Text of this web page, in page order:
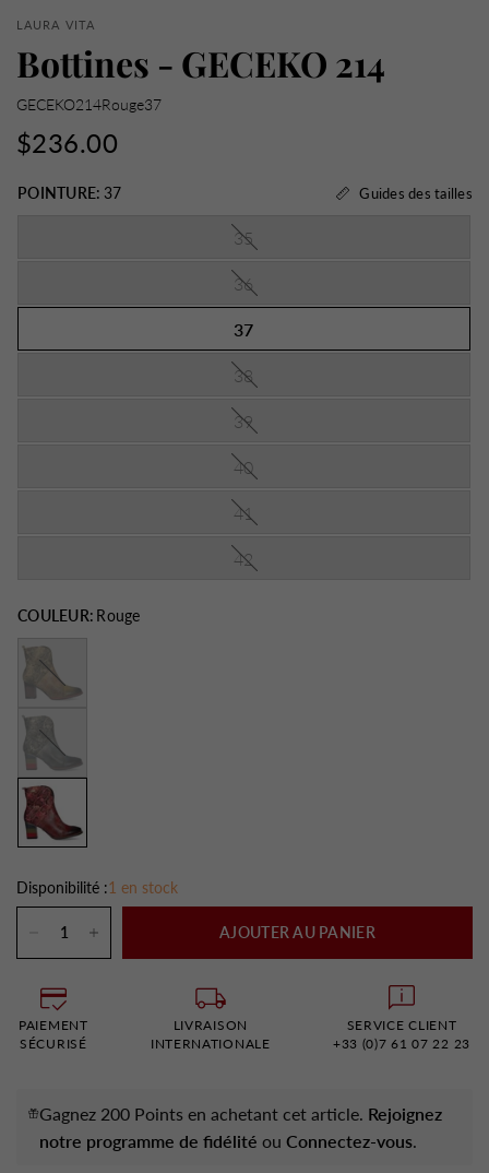
LAURA VITA
Bottines - GECEKO 214
GECEKO214Rouge37
$236.00
POINTURE: 37 Guides des tailles
35
36
37
38
39
40
41
42
COULEUR: Rouge
Jaune
Jeans
Disponibilité :1 en stock
AJOUTER AU PANIER
PAIEMENT
SÉCURISÉ
LIVRAISON
INTERNATIONALE
SERVICE CLIENT
+33 (0)7 61 07 22 23
Gagnez 200 Points en achetant cet article. Rejoignez
notre programme de fidélité ou Connectez-vous.